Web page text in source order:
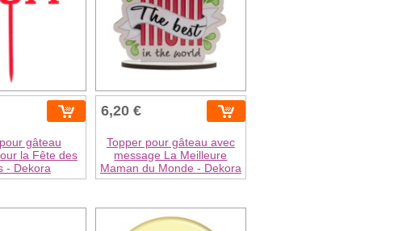
gâteau
la Fête des
- Dekora
6,20 €
Topper pour gâteau avec
message La Meilleure
Maman du Monde - Dekora